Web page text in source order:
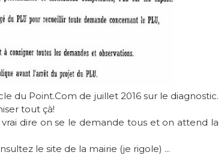
du Point.Com de juillet 2016 sur le diagnostic.
tout çà!
dire on se le demande tous et on attend la
le site de la mairie (je rigole) ...